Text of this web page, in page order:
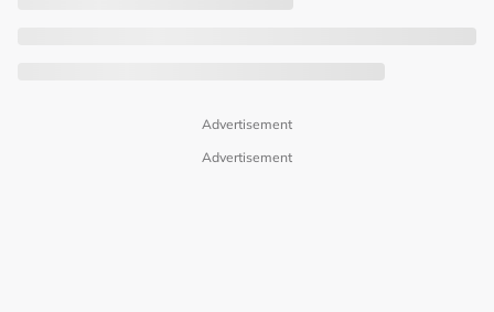
Advertisement
Advertisement